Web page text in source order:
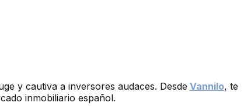
y cautiva a inversores audaces. Desde Vannilo, te
inmobiliario español.